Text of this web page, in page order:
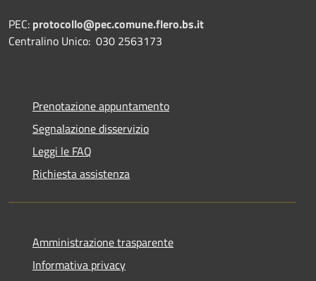
PEC: protocollo@pec.comune.flero.bs.it
Centralino Unico: 030 2563173
Prenotazione appuntamento
Segnalazione disservizio
Leggi le FAQ
Richiesta assistenza
Amministrazione trasparente
Informativa privacy